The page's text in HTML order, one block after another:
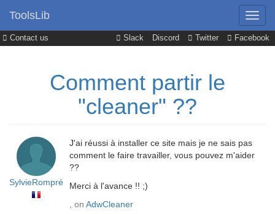
Contact us Slack Discord Twitter Facebook
ToolsLib
Comment partir le
"cleaner" ??
SylvieRompré
J'ai réussi à installer ce site mais je ne sais pas
comment le faire travailler, vous pouvez m'aider
??
Merci à l'avance !! ;)
, on AdwCleaner